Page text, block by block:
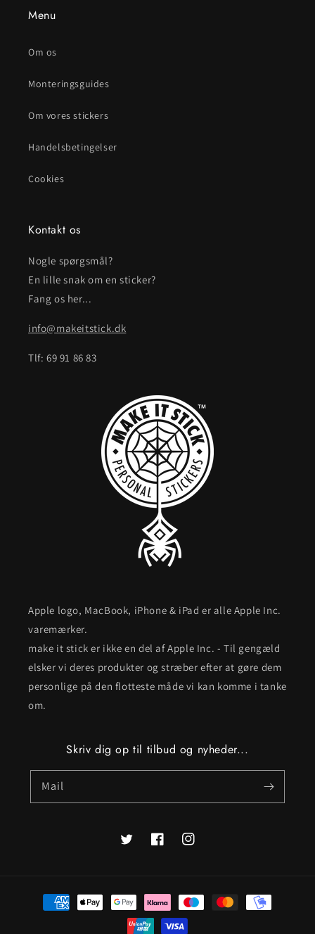
Menu
Om os
Monteringsguides
Om vores stickers
Handelsbetingelser
Cookies
Kontakt os
Nogle spørgsmål?
En lille snak om en sticker?
Fang os her...
info@makeitstick.dk
Tlf: 69 91 86 83
Apple logo, MacBook, iPhone & iPad er alle Apple Inc.
varemærker.
make it stick er ikke en del af Apple Inc. - Til gengæld
elsker vi deres produkter og stræber efter at gøre dem
personlige på den flotteste måde vi kan komme i tanke
om.
Skriv dig op til tilbud og nyheder...
Mail
TwitterFacebookInstagram
Betalingsmetoder